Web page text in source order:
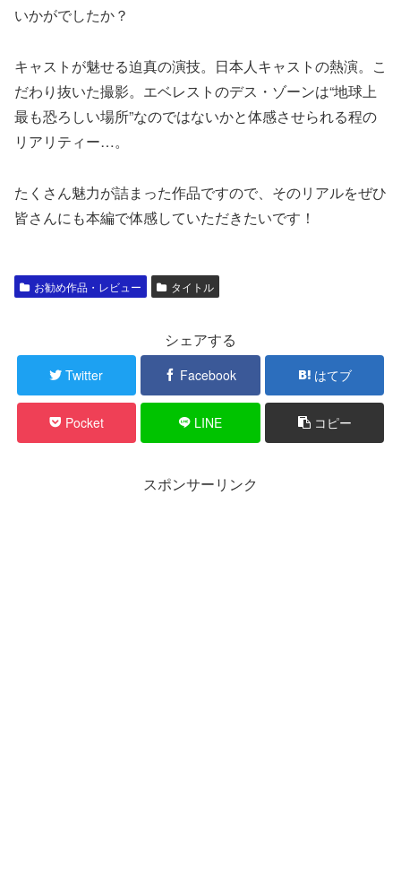
いかがでしたか？
キャストが魅せる迫真の演技。日本人キャストの熱演。こ
だわり抜いた撮影。エベレストのデス・ゾーンは“地球上
最も恐ろしい場所”なのではないかと体感させられる程の
リアリティー…。
たくさん魅力が詰まった作品ですので、そのリアルをぜひ
皆さんにも本編で体感していただきたいです！
お勧め作品・レビュー タイトル
シェアする
Twitter Facebook はてブ
Pocket LINE コピー
スポンサーリンク